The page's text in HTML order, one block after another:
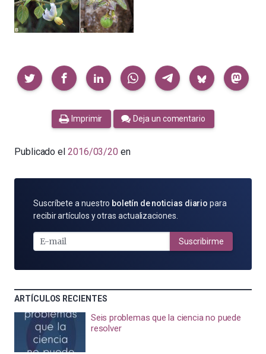
Compartir
Imprimir Deja un comentario
Publicado el 2016/03/20 en
SUSCRÍBETE
POR
MAIL
Suscríbete a nuestro boletín de noticias diario para
recibir artículos y otras actualizaciones.
Suscribirme
ARTÍCULOS RECIENTES
Seis problemas que la ciencia no puede
resolver